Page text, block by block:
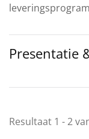
Presentatie
Resultaat 1 - 2